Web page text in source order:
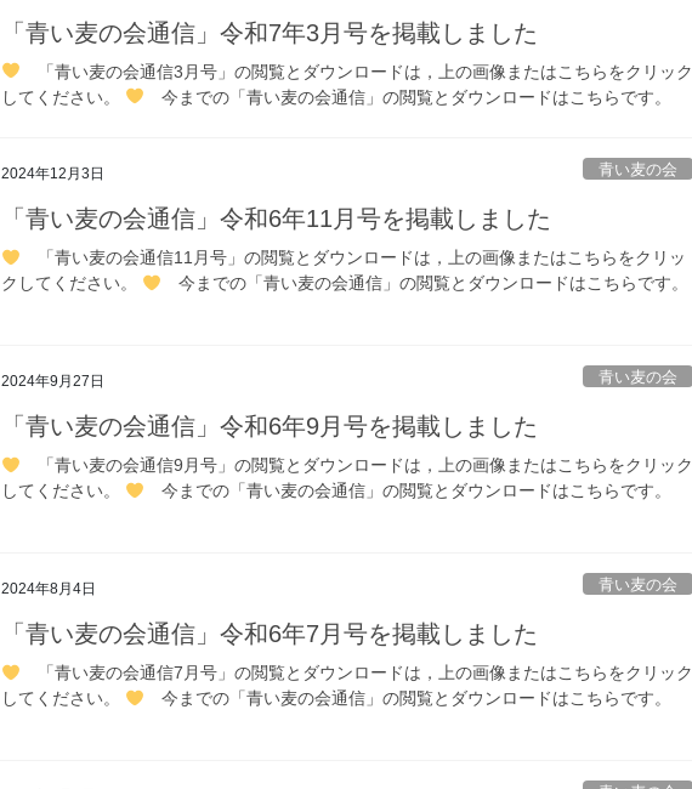
「青い麦の会通信」令和7年3月号を掲載しました
「青い麦の会通信3月号」の閲覧とダウンロードは，上の画像またはこちらをクリック
してください。
今までの「青い麦の会通信」の閲覧とダウンロードはこちらです。
2024年12月3日 青い麦の会
「青い麦の会通信」令和6年11月号を掲載しました
「青い麦の会通信11月号」の閲覧とダウンロードは，上の画像またはこちらをクリッ
クしてください。
今までの「青い麦の会通信」の閲覧とダウンロードはこちらです。
2024年9月27日 青い麦の会
「青い麦の会通信」令和6年9月号を掲載しました
「青い麦の会通信9月号」の閲覧とダウンロードは，上の画像またはこちらをクリック
してください。
今までの「青い麦の会通信」の閲覧とダウンロードはこちらです。
2024年8月4日 青い麦の会
「青い麦の会通信」令和6年7月号を掲載しました
「青い麦の会通信7月号」の閲覧とダウンロードは，上の画像またはこちらをクリック
してください。
今までの「青い麦の会通信」の閲覧とダウンロードはこちらです。